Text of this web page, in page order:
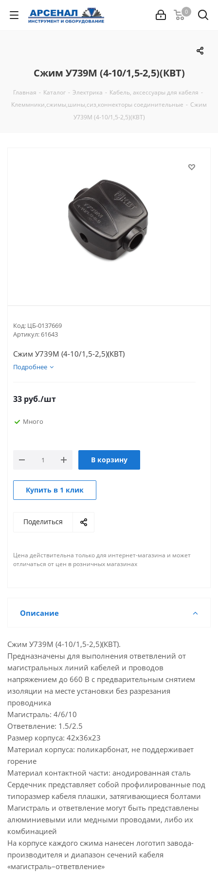
0
Сжим У739М (4-10/1,5-2,5)(КВТ)
Главная - Каталог - Электрика - Кабель, аксессуары для кабеля -
Клеммники,сжимы,шины,сиз,коннекторы соединительные - Сжим
У739М (4-10/1,5-2,5)(КВТ)
Код: ЦБ-0137669
Артикул:61643
Сжим У739М (4-10/1,5-2,5)(КВТ)
Подробнее
33 руб./шт
Много
В корзину
Купить в 1 клик
Поделиться
Цена действительна только для интернет-магазина и может
отличаться от цен в розничных магазинах
Описание
Сжим У739М (4-10/1,5-2,5)(КВТ).
Предназначены для выполнения ответвлений от
магистральных линий кабелей и проводов
напряжением до 660 В с предварительным снятием
изоляции на месте установки без разрезания
проводника
Магистраль: 4/6/10
Ответвление: 1.5/2.5
Размер корпуса: 42х36х23
Материал корпуса: поликарбонат, не поддерживает
горение
Материал контактной части: анодированная сталь
Сердечник представляет собой профилированные под
типоразмер кабеля плашки, затягивающиеся болтами
Магистраль и ответвление могут быть представлены
алюминиевыми или медными проводами, либо их
комбинацией
На корпусе каждого сжима нанесен логотип завода-
производителя и диапазон сечений кабеля
«магистраль–ответвление»